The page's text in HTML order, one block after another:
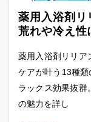
薬用入浴剤リ
荒れや冷え性
薬用入浴剤リリア
ケアが叶う13種
ラックス効果抜群
の魅力を詳し